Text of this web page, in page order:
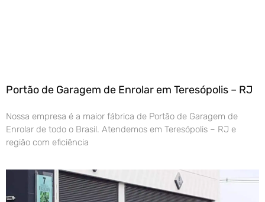
Portão de Garagem de Enrolar em Teresópolis – RJ
Nossa empresa é a maior fábrica de Portão de Garagem de
Enrolar de todo o Brasil. Atendemos em Teresópolis – RJ e
região com eficiência